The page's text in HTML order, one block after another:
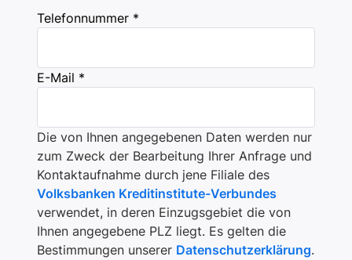
Telefonnummer *
E-Mail *
Die von Ihnen angegebenen Daten werden nur
zum Zweck der Bearbeitung Ihrer Anfrage und
Kontaktaufnahme durch jene Filiale des
Volksbanken Kreditinstitute-Verbundes
verwendet, in deren Einzugsgebiet die von
Ihnen angegebene PLZ liegt. Es gelten die
Bestimmungen unserer Datenschutzerklärung.